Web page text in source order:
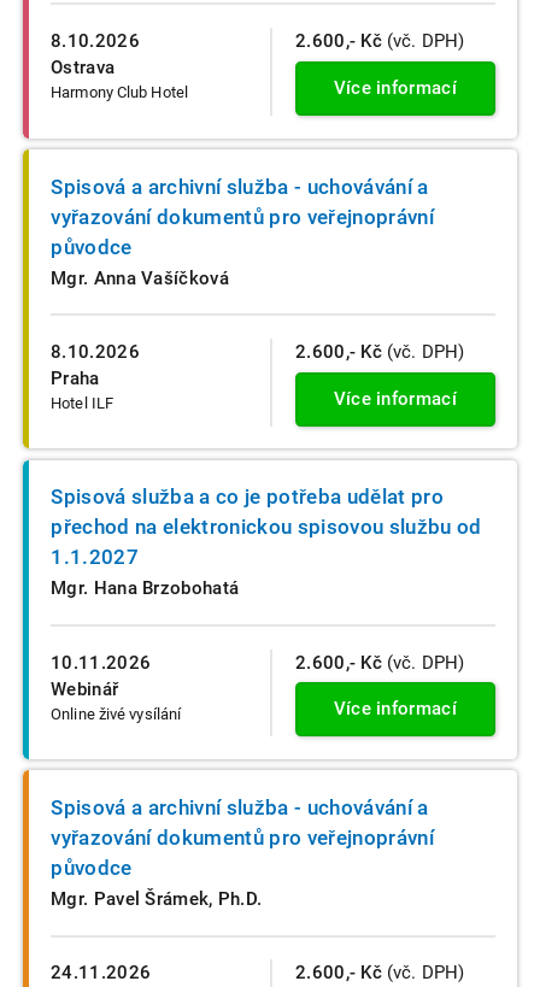
8.10.2026
Ostrava
Harmony Club Hotel
2.600,- Kč (vč. DPH)
Více informací
8.10.2026
Praha
Hotel ILF
Spisová a archivní služba - uchovávání a
vyřazování dokumentů pro veřejnoprávní
původce
Mgr. Anna Vašíčková
2.600,- Kč (vč. DPH)
Více informací
10.11.2026
Webinář
Online živé vysílání
Spisová služba a co je potřeba udělat pro
přechod na elektronickou spisovou službu od
1.1.2027
Mgr. Hana Brzobohatá
2.600,- Kč (vč. DPH)
Více informací
24.11.2026
Spisová a archivní služba - uchovávání a
vyřazování dokumentů pro veřejnoprávní
původce
Mgr. Pavel Šrámek, Ph.D.
2.600,- Kč (vč. DPH)